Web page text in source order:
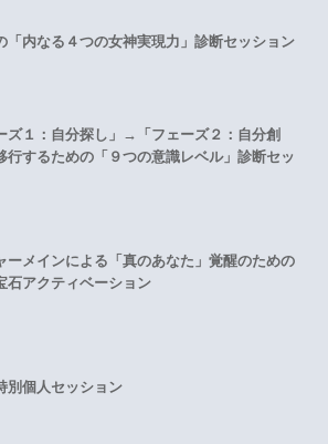
「内なる４つの女神実現力」診断セッション
ズ１：自分探し」→「フェーズ２：自分創
行するための「９つの意識レベル」診断セッ
ーメインによる「真のあなた」覚醒のための
石アクティベーション
別個人セッション